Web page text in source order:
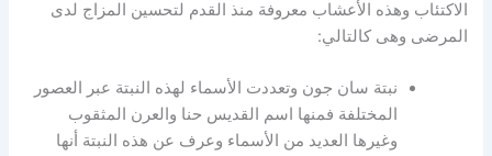
الاكتئاب وهذه الأعشاب معروفة منذ القدم لتحسين المزاج لدى
المرضى وهى كالتالي:
نبتة سان جون وتعددت الأسماء لهذه النبتة عبر العصور
المختلفة فمنها اسم القديس حنا والعرن المثقوب
وغيرها العديد من الأسماء وعرف عن هذه النبتة أنها